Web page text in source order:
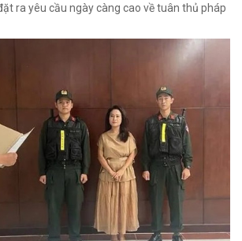
ra yêu cầu ngày càng cao về tuân thủ pháp